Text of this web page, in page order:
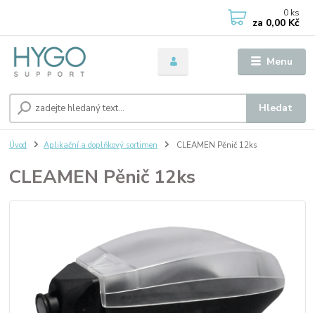
Menu
Hledat
0 ks
za 0,00 Kč
Úvod Aplikační a doplňkový sortimen CLEAMEN Pěnič 12ks
CLEAMEN Pěnič 12ks